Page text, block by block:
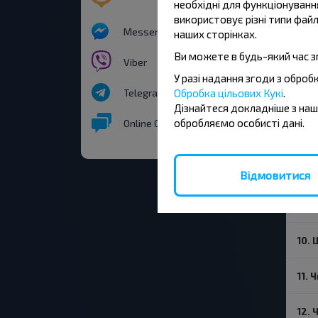
Messenger
Viber
Telegram
Online Chat
5.
6.
8.
10.
11.
12.
необхідні для
використовує різні типи
наших сторінках.
Ви можете в будь-який час
У разі надання згоди з
Обробка цільових Кукі.
Дізнайтеся докладніше з
обробляємо особисті дані.
Відмовитися